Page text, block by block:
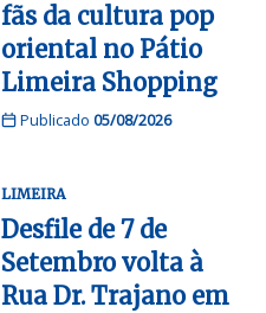
fãs da cultura pop
oriental no Pátio
Limeira Shopping
Publicado 05/08/2026
LIMEIRA
Desfile de 7 de
Setembro volta à
Rua Dr. Trajano em